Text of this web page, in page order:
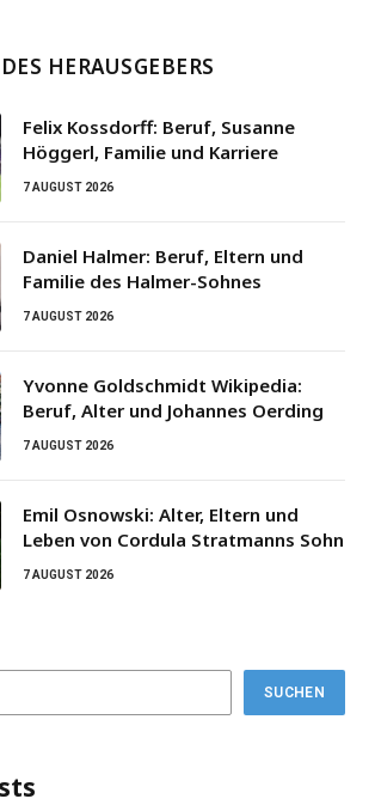
HERAUSGEBERS
Felix Kossdorff: Beruf, Susanne
Höggerl, Familie und Karriere
7 AUGUST 2026
Daniel Halmer: Beruf, Eltern und
Familie des Halmer-Sohnes
7 AUGUST 2026
Yvonne Goldschmidt Wikipedia:
Beruf, Alter und Johannes Oerding
7 AUGUST 2026
Emil Osnowski: Alter, Eltern und
Leben von Cordula Stratmanns Sohn
7 AUGUST 2026
SUCHEN